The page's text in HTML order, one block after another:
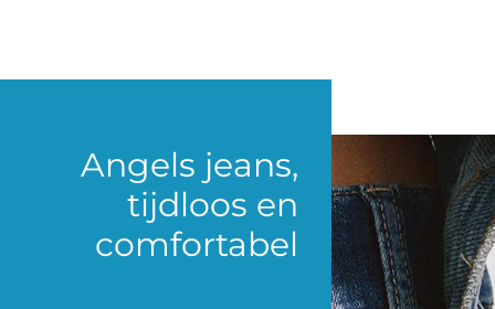
Angels jeans,
tijdloos en
comfortabel